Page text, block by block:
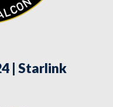
| Starlink